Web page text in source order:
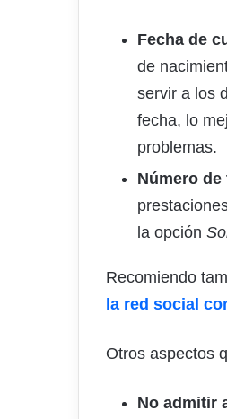
Fecha de
de
servir a los
fecha, lo
problemas.
Número
la opción
Recomiendo
la red social
Otros aspectos
No admitir